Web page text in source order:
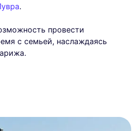
.
провести
с семьей, наслаждаясь